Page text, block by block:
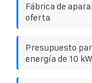
Fábrica de
oferta
Presupuesto
energía de 10